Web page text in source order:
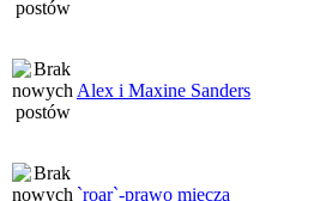
Alex i Maxine Sanders
`roar`-prawo miecza